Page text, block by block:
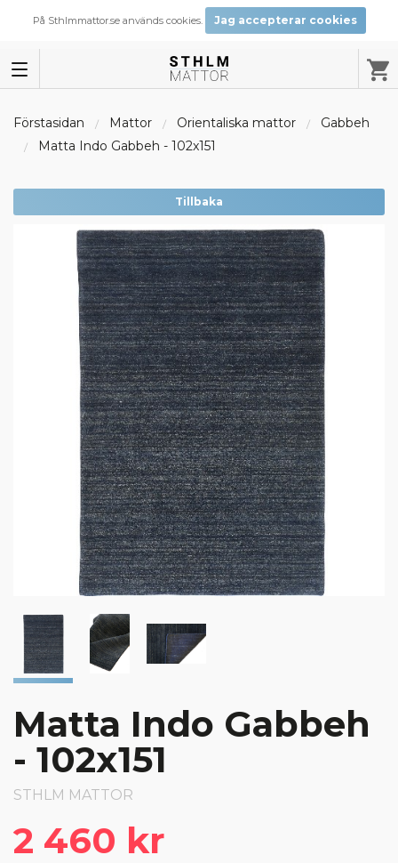
På Sthlmmattor.se används cookies. Jag accepterar cookies
Förstasidan Mattor Orientaliska mattor
Gabbeh
Matta Indo Gabbeh - 102x151
Tillbaka
Matta Indo Gabbeh
- 102x151
STHLM MATTOR
2 460 kr